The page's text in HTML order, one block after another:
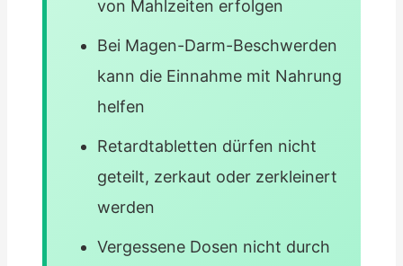
von Mahlzeiten erfolgen
Bei Magen-Darm-Beschwerden
kann die Einnahme mit Nahrung
helfen
Retardtabletten dürfen nicht
geteilt, zerkaut oder zerkleinert
werden
Vergessene Dosen nicht durch